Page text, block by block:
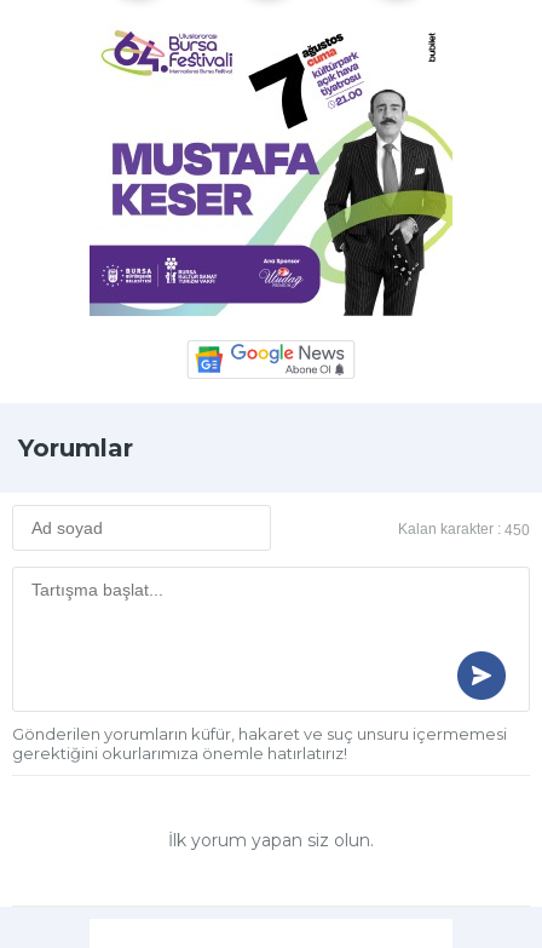
Yorumlar
Kalan karakter : 450
Gönderilen yorumların küfür, hakaret ve suç unsuru içermemesi
gerektiğini okurlarımıza önemle hatırlatırız!
İlk yorum yapan siz olun.